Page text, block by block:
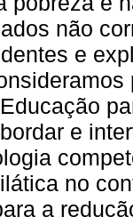
não
e
e
no
a